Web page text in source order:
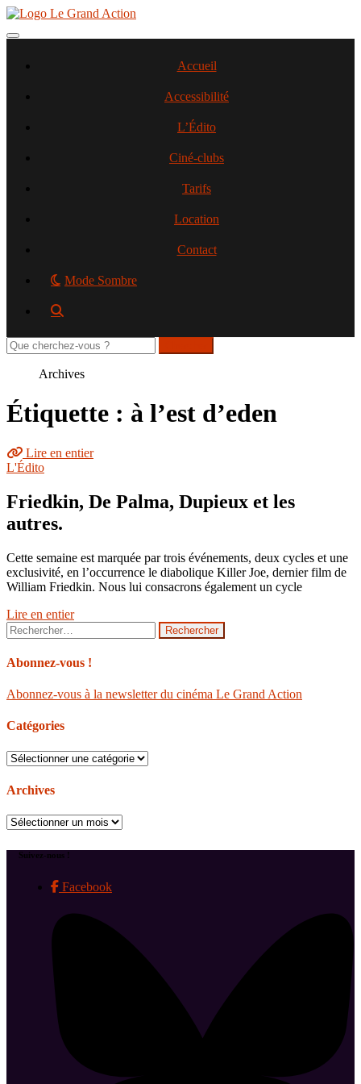
Aller
contenu
Toggle navigation
Accueil
Accessibilité
L’Édito
Ciné-clubs
Tarifs
Location
Contact
Mode Sombre
Rechercher
sur
Archives
Étiquette : à l’est d’eden
Lire en entier
L'Édito
Friedkin, De Palma, Dupieux et les
autres.
Cette semaine est marquée par trois événements, deux cycles et une
exclusivité, en l’occurrence le diabolique Killer Joe, dernier film de
William Friedkin. Nous lui consacrons également un cycle
Lire en entier
Rechercher :
Abonnez-vous !
Abonnez-vous à la newsletter du cinéma Le Grand Action
Catégories
Catégories
Archives
Archives
Suivez-nous !
Facebook